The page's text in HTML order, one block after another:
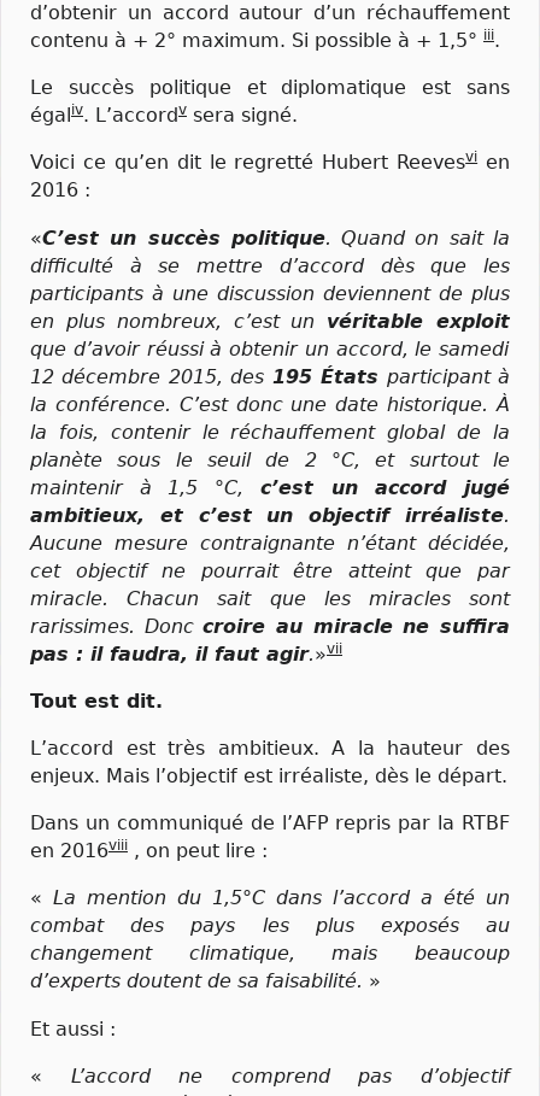
d’obtenir un accord autour d’un réchauffement
contenu à + 2° maximum. Si possible à + 1,5° iii.
Le succès politique et diplomatique est sans
égal iv. L’accordv sera signé.
Voici ce qu’en dit le regretté Hubert Reevesvien
2016 :
«C’est un succès politique. Quand on sait la
difficulté à se mettre d’accord dès que les
participants à une discussion deviennent de plus
en plus nombreux, c’est un véritable exploit
que d’avoir réussi à obtenir un accord, le samedi
12 décembre 2015, des 195 États participant à
la conférence. C’est donc une date historique. À
la fois, contenir le réchauffement global de la
planète sous le seuil de 2 °C, et surtout le
maintenir à 1,5 °C, c’est un accord jugé
ambitieux, et c’est un objectif irréaliste.
Aucune mesure contraignante n’étant décidée,
cet objectif ne pourrait être atteint que par
miracle. Chacun sait que les miracles sont
rarissimes. Donccroire au miracle ne suffira
pas : il faudra, il faut agir.»vii
Tout est dit.
L’accord est très ambitieux. A la hauteur des
enjeux. Mais l’objectif est irréaliste, dès le départ.
Dans un communiqué de l’AFP repris par la RTBF
en 2016viii , on peut lire :
« La mention du 1,5°C dans l’accord a été un
combat des pays les plus exposés au
changement climatique, mais beaucoup
d’experts doutent de sa faisabilité. »
Et aussi :
« L’accord ne comprend pas d’objectif